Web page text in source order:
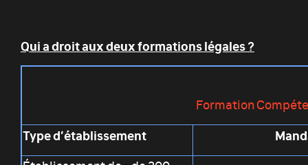
Qui a droit aux deux formations légales ?
Formation
Type d’établissement